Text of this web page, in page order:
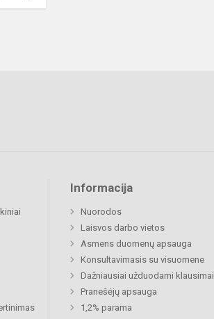
Informacija
Nuorodos
Laisvos darbo vietos
Asmens duomenų apsauga
Konsultavimasis su visuomene
Dažniausiai užduodami klausimai
Pranešėjų apsauga
1,2% parama